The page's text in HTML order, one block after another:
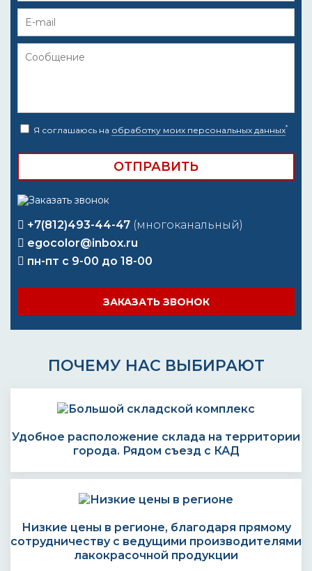
Я соглашаюсь на обработку моих персональных данных*
+7(812)493-44-47 (многоканальный)
egocolor@inbox.ru
пн-пт с 9-00 до 18-00
ЗАКАЗАТЬ ЗВОНОК
ПОЧЕМУ НАС ВЫБИРАЮТ
Удобное расположение склада на территории
города. Рядом съезд с КАД
Низкие цены в регионе, благодаря прямому
сотрудничеству с ведущими производителями
лакокрасочной продукции